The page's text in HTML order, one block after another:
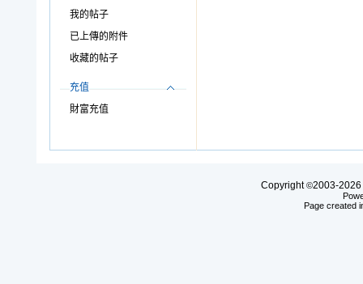
我的帖子
已上傳的附件
收藏的帖子
充值
財富充值
Copyright©2003-2026
Page created